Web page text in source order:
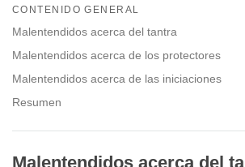
facebook
CONTENIDO GENERAL
Malentendidos acerca del tantra
Malentendidos acerca de los protectores
Malentendidos acerca de las iniciaciones
Resumen
Malentendidos acerca del